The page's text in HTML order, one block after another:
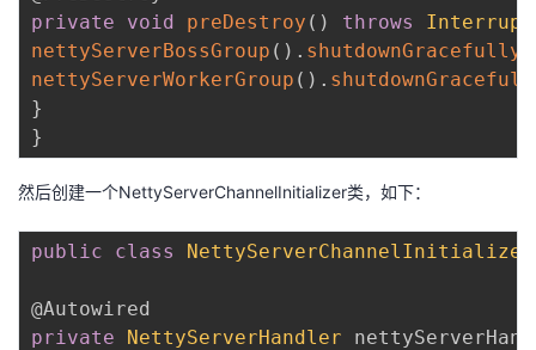
private
void preDestroy ( ) throws
nettyServerBossGroup ( ) . shutdownGracefully
nettyServerWorkerGroup ( ) .
}
}
然后创建一个NettyServerChannelInitializer类，如下：
public class NettyServerChannelInitializer
@Autowired
private
NettyServerHandler